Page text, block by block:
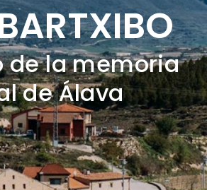
de la memoria
de Álava